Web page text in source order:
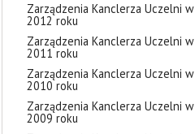
Zarządzenia Kanclerza Uczelni w
2012 roku
Zarządzenia Kanclerza Uczelni w
2011 roku
Zarządzenia Kanclerza Uczelni w
2010 roku
Zarządzenia Kanclerza Uczelni w
2009 roku